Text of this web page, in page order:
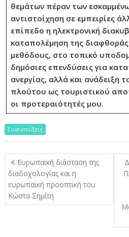
θεμάτων πέραν των
αντιστοίχηση σε εμπειρίες
επίπεδο η ηλεκτρονική
καταπολέμηση της
μεθόδους, στο τοπικό
δημόσιες επενδύσεις για
ανεργίας, αλλά και ανάδειξη
πλούτου ως τουριστικού
οι προτεραιότητές μου.
Συνεντεύξεις
Πλοήγηση
άρθρων
Ευρωπαϊκή διάσταση της
διαδοχολογίας και η
ευρωπαϊκή προοπτική του
Κώστα Σημίτη